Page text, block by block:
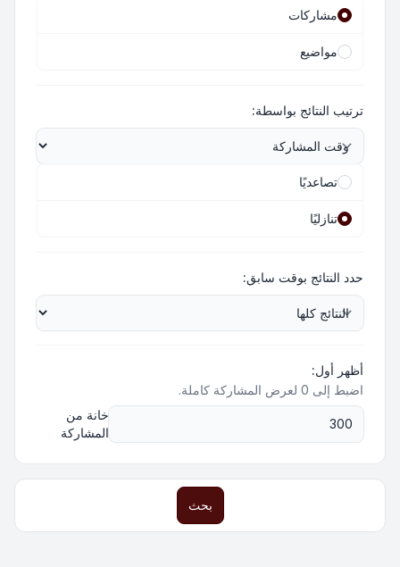
مشاركات
مواضيع
ترتيب النتائج بواسطة:
تصاعديًا
تنازليًا
حدد النتائج بوقت سابق:
أظهر أول:
اضبط إلى 0 لعرض المشاركة كاملة.
خانة من
المشاركة
بحث